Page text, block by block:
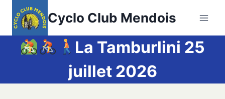
contenu
Cyclo Club Mendois
La Tamburlini 25
juillet 2026